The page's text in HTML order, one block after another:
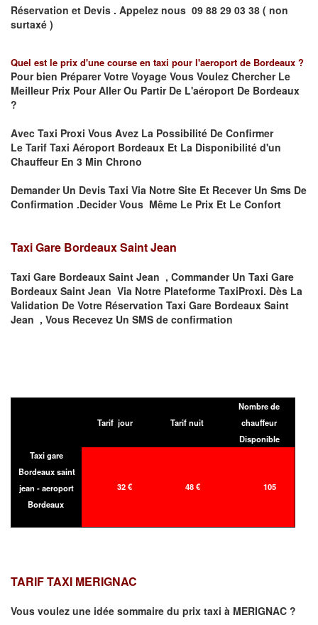
Réservation et Devis . Appelez nous 09 88 29 03 38 ( non
surtaxé )
Quel est le prix d'une course en taxi pour l'aeroport de Bordeaux ?
Pour bien Préparer Votre Voyage Vous Voulez Chercher Le
Meilleur Prix Pour Aller Ou Partir De L'aéroport De Bordeaux
?
Avec Taxi Proxi Vous Avez La Possibilité De Confirmer
Le Tarif Taxi Aéroport Bordeaux Et La Disponibilité d'un
Chauffeur En 3 Min Chrono
Demander Un Devis Taxi Via Notre Site Et Recever Un Sms De
Confirmation .Decider Vous Même Le Prix Et Le Confort
Taxi Gare Bordeaux Saint Jean
Taxi Gare Bordeaux Saint Jean , Commander Un Taxi Gare
Bordeaux Saint Jean Via Notre Plateforme TaxiProxi. Dès La
Validation De Votre Réservation Taxi Gare Bordeaux Saint
Jean , Vous Recevez Un SMS de confirmation
Tarif jour Tarif nuit
Nombre de
chauffeur
Disponible
Taxi gare
Bordeaux saint
jean - aeroport
Bordeaux
32 € 48 € 105
TARIF TAXI MERIGNAC
Vous voulez une idée sommaire du prix taxi à MERIGNAC ?